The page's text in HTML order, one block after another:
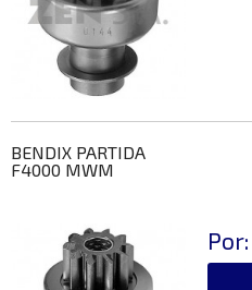
BENDIX PARTIDA
F4000 MWM
Por: